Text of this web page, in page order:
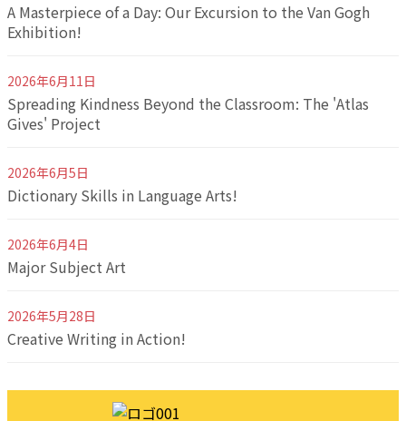
A Masterpiece of a Day: Our Excursion to the Van Gogh
Exhibition!
2026年6月11日
Spreading Kindness Beyond the Classroom: The 'Atlas
Gives' Project
2026年6月5日
Dictionary Skills in Language Arts!
2026年6月4日
Major Subject Art
2026年5月28日
Creative Writing in Action!